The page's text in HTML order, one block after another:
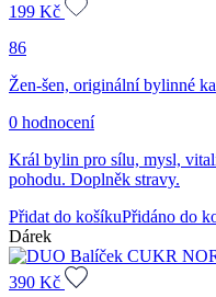
199 Kč
86
Žen-šen, originální bylinné
0 hodnocení
Král bylin pro sílu, mysl,
pohodu. Doplněk stravy.
Přidat do košíkuPřidáno do
Dárek
390 Kč